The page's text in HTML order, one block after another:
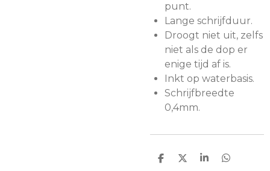
punt.
Lange schrijfduur.
Droogt niet uit, zelfs
niet als de dop er
enige tijd af is.
Inkt op waterbasis.
Schrijfbreedte
0,4mm.
D
D
S
D